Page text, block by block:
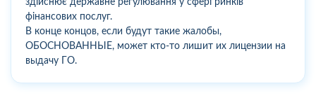
здійснює державне регулювання у сфері ринків
фінансових послуг.
В конце концов, если будут такие жалобы,
ОБОСНОВАННЫЕ, может кто-то лишит их лицензии на
выдачу ГО.